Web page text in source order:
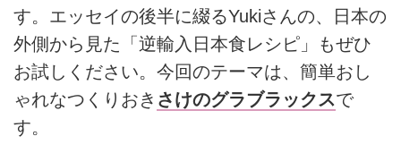
す。エッセイの後半に綴るYukiさんの、日本の
外側から見た「逆輸入日本食レシピ」もぜひ
お試しください。今回のテーマは、簡単おし
ゃれなつくりおき さけのグラブラックスで
す。